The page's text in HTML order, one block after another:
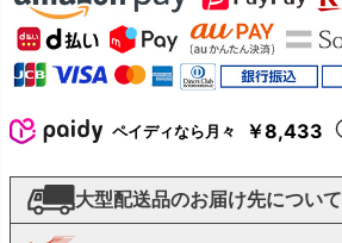
ペイディなら月々 ￥8,433
大型配送品のお届け先について